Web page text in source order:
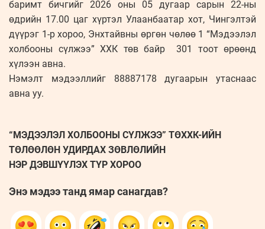
баримт бичгийг 2026 оны 05 дугаар сарын 22-ны
өдрийн 17.00 цаг хүртэл Улаанбаатар хот, Чингэлтэй
дүүрэг 1-р хороо, Энхтайвны өргөн чөлөө 1 “Мэдээлэл
холбооны сүлжээ” ХХК төв байр 301 тоот өрөөнд
хүлээн авна.
Нэмэлт мэдээллийг 88887178 дугаарын утаснаас
авна уу.
“МЭДЭЭЛЭЛ ХОЛБООНЫ СҮЛЖЭЭ” ТӨХХК-ИЙН
ТӨЛӨӨЛӨН УДИРДАХ ЗӨВЛӨЛИЙН
НЭР ДЭВШҮҮЛЭХ ТҮР ХОРОО
Энэ мэдээ танд ямар санагдав?